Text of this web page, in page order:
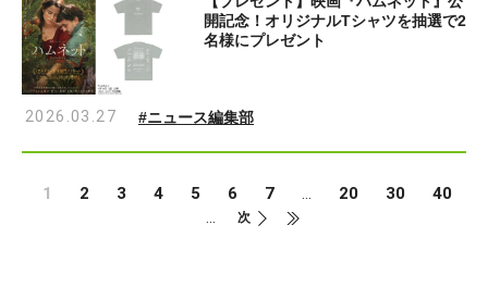
開記念！オリジナルTシャツを抽選で2
名様にプレゼント
2026.03.27 #ニュース編集部
1 2 3 4 5 6 7 ... 20 30 40
... 次